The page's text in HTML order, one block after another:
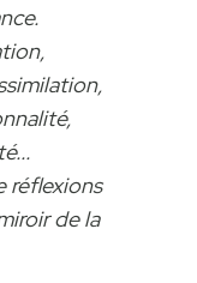
réflexions
de la